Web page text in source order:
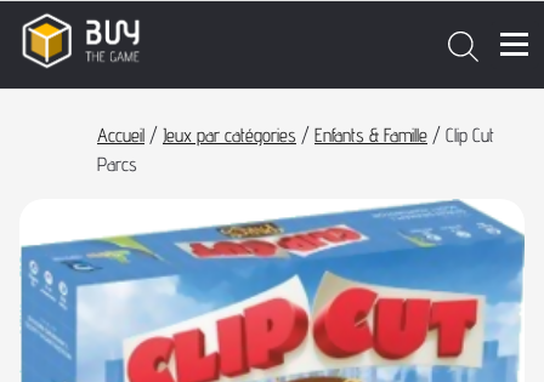
Accueil / Jeux par catégories / Enfants & Famille / Clip Cut
Parcs